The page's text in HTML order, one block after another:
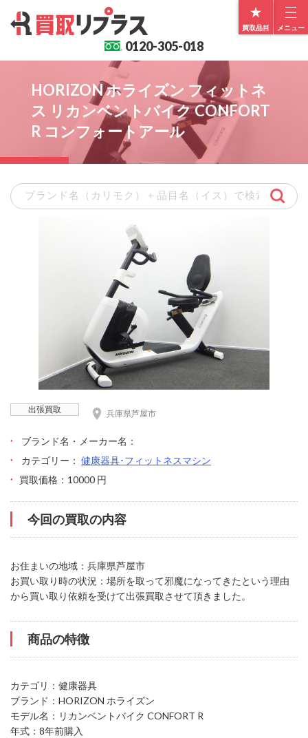
メニュー
買取品目
0120-305-018
HORIZON ホライズン フィットネ
ス リカンベントバイク CONFORT
R コンフォートアール
出張買取 兵庫県芦屋市
ブランド名・メーカー名：
カテゴリー： 健康器具･フィットネスマシン
買取価格：10000 円
今回の買取の内容
お住まいの地域：兵庫県芦屋市
お買い取り時の状況：場所を取って邪魔になってきたという理由
から買い取り依頼を受けて出張買取させて頂きました。
商品の特徴
カテゴリ：健康器具
ブランド：HORIZON ホライズン
モデル名：リカンベントバイク CONFORT R
年式：8年前購入